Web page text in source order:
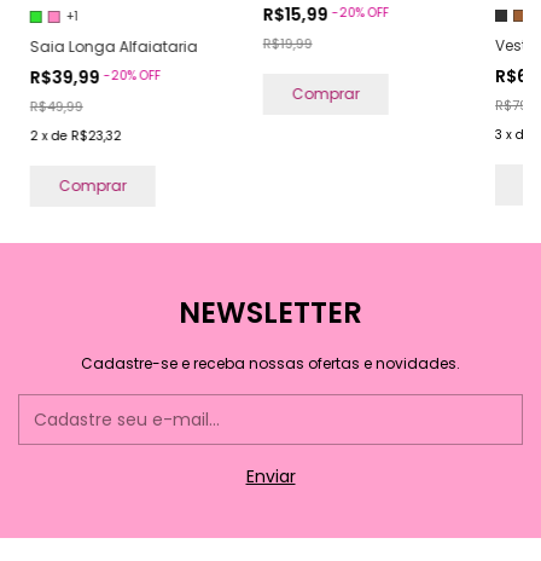
+1
Saia Longa Alfaiataria
R$39,99-20%OFF
R$49,99
2 xde R$23,32
Comprar
R$15,99-20%OFF
R$19,99
Comprar
3 x de
NEWSLETTER
Cadastre-se e receba nossas ofertas e novidades.